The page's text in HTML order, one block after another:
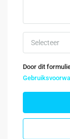
Selecteer
Door dit